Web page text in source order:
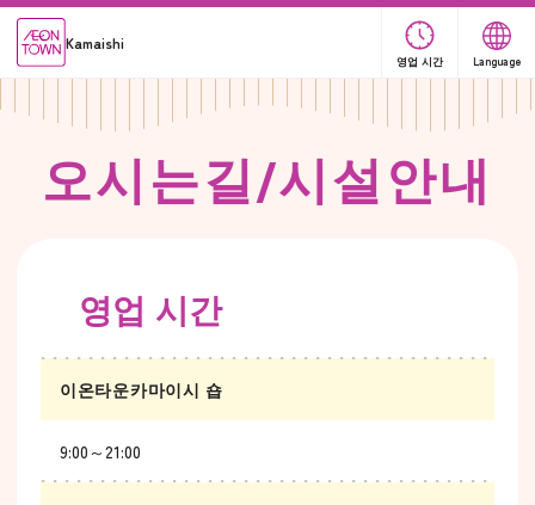
Kamaishi
영업 시간 Language
오시는길/시설 안내
영업 시간
이온타운카마이시 숍
9:00～21:00